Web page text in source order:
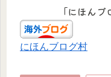
「にほん
にほんブログ村